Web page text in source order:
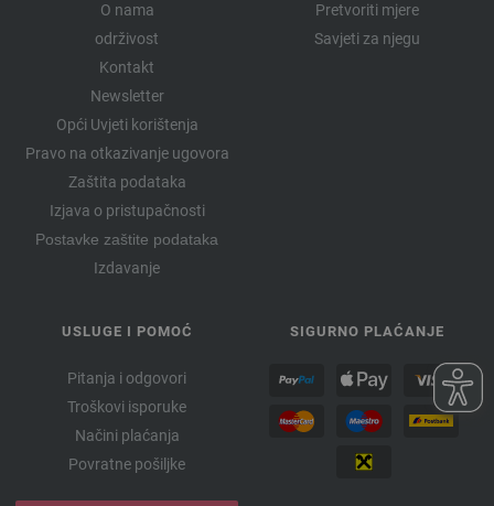
O nama
održivost
Kontakt
Newsletter
Opći Uvjeti korištenja
Pravo na otkazivanje ugovora
Zaštita podataka
Izjava o pristupačnosti
Postavke zaštite podataka
Izdavanje
Pretvoriti mjere
Savjeti za njegu
USLUGE I POMOĆ
Pitanja i odgovori
Troškovi isporuke
Načini plaćanja
Povratne pošiljke
SIGURNO PLAĆANJE